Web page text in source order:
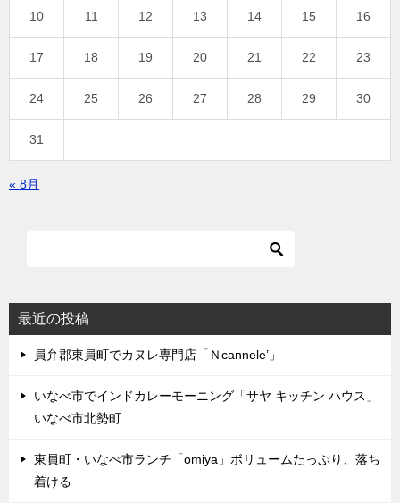
10 11 12 13 14 15 16
17 18 19 20 21 22 23
24 25 26 27 28 29 30
31
« 8月
最近の投稿
員弁郡東員町でカヌレ専門店「Ｎcannele’」
いなべ市でインドカレーモーニング「サヤ キッチン ハウス」
いなべ市北勢町
東員町・いなべ市ランチ「omiya」ボリュームたっぷり、落ち
着ける